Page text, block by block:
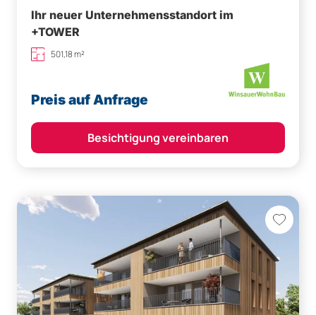
Ihr neuer Unternehmensstandort im
+TOWER
501,18 m²
Preis auf Anfrage
Besichtigung vereinbaren